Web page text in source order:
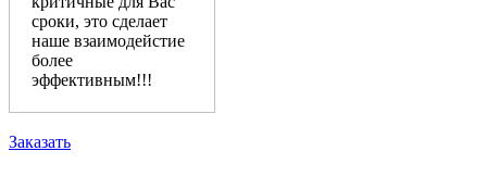
сроки, это сделает
наше взаимодейстие
более
эффективным!!!
Заказать